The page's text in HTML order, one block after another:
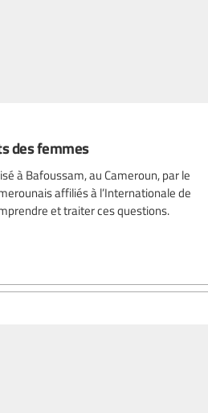
des femmes
à Bafoussam, au Cameroun, par le
affiliés à l’Internationale de
et traiter ces questions.